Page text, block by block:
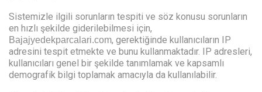
Sistemizle ilgili sorunların tespiti ve söz konusu sorunların
en hızlı şekilde giderilebilmesi için,
Bajajyedekparcalari.com, gerektiğinde kullanıcıların IP
adresini tespit etmekte ve bunu kullanmaktadır. IP adresleri,
kullanıcıları genel bir şekilde tanımlamak ve kapsamlı
demografik bilgi toplamak amacıyla da kullanılabilir.